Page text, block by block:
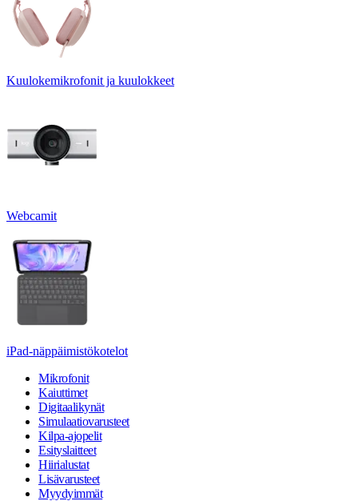
Kuulokemikrofonit ja kuulokkeet
Webcamit
iPad-näppäimistökotelot
Mikrofonit
Kaiuttimet
Digitaalikynät
Simulaatiovarusteet
Kilpa-ajopelit
Esityslaitteet
Hiirialustat
Lisävarusteet
Myydyimmät